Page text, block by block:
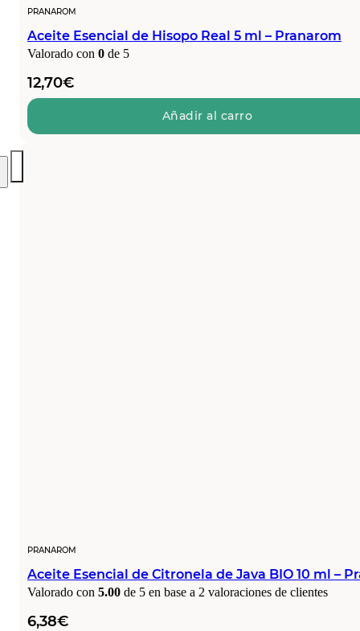
PRANAROM
Aceite Esencial de Hisopo Real 5 ml – Pranarom
Valorado con 0 de 5
12,70€
Añadir al carro
PRANAROM
Aceite Esencial de Citronela de Java BIO 10 ml –
Valorado con 5.00 de 5 en base a 2 valoraciones de clientes
6,38€